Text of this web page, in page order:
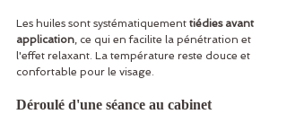
Les huiles sont systématiquement tiédies avant
application, ce qui en facilite la pénétration et
l'effet relaxant. La température reste douce et
confortable pour le visage.
Déroulé d'une séance au cabinet